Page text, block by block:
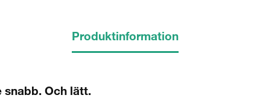
Produktinformation
snabb. Och lätt.